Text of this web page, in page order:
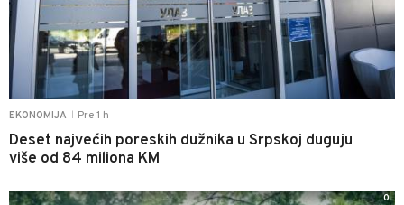
EKONOMIJA Pre 1 h
Deset najvećih poreskih dužnika u Srpskoj duguju
više od 84 miliona KM
0